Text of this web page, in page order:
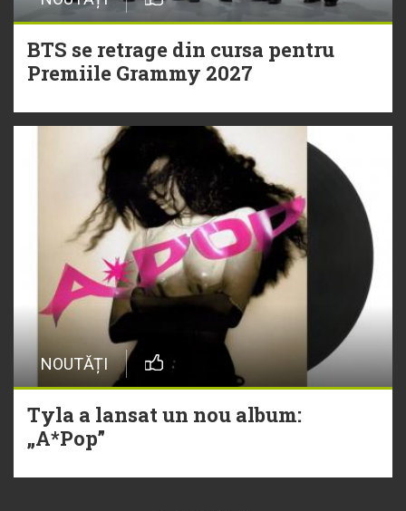
BTS se retrage din cursa pentru
Premiile Grammy 2027
NOUTĂȚI
Tyla a lansat un nou album:
„A*Pop”